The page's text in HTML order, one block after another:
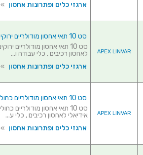
ארגזי כלים ופתרונות אחסון »
APEX LINVAR
סט 10 תאי אחסון מודולריים ירוקים - 280MM X 210MM X 180MM
לאחסון רכיבים , כלי עבודה ו...
ארגזי כלים ופתרונות אחסון »
APEX LINVAR
סט 10 תאי אחסון מודולריים כחולים - 280MM X 210MM X 180MM
אידיאלי לאחסון רכיבים , כלי ע...
ארגזי כלים ופתרונות אחסון »